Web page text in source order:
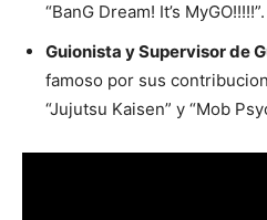
“BanG Dream! It’s MyGO!!!!!”.
Guionista y Supervisor de
famoso por sus
“Jujutsu Kaisen” y “Mob